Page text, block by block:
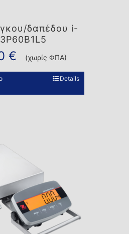
δαπέδου i-
€ (χωρίς ΦΠΑ)
Details